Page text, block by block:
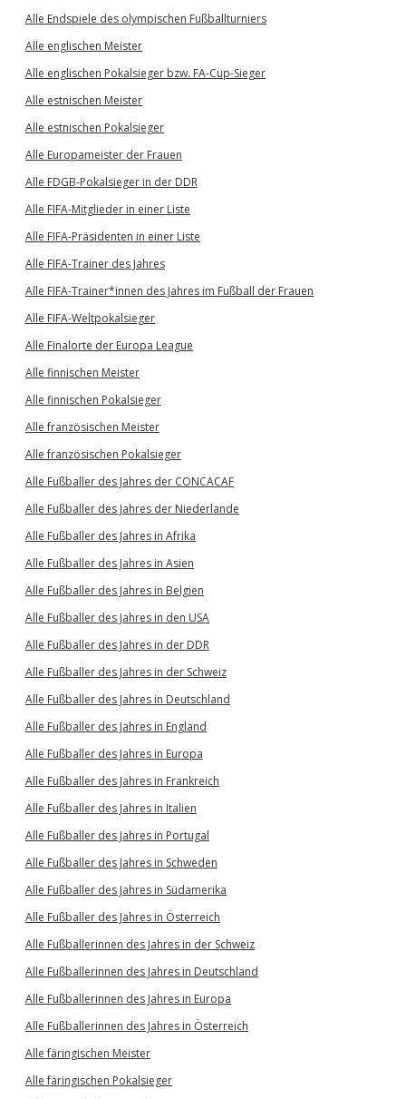
Alle Endspiele des olympischen Fußballturniers
Alle englischen Meister
Alle englischen Pokalsieger bzw. FA-Cup-Sieger
Alle estnischen Meister
Alle estnischen Pokalsieger
Alle Europameister der Frauen
Alle FDGB-Pokalsieger in der DDR
Alle FIFA-Mitglieder in einer Liste
Alle FIFA-Präsidenten in einer Liste
Alle FIFA-Trainer des Jahres
Alle FIFA-Trainer*innen des Jahres im Fußball der Frauen
Alle FIFA-Weltpokalsieger
Alle Finalorte der Europa League
Alle finnischen Meister
Alle finnischen Pokalsieger
Alle französischen Meister
Alle französischen Pokalsieger
Alle Fußballer des Jahres der CONCACAF
Alle Fußballer des Jahres der Niederlande
Alle Fußballer des Jahres in Afrika
Alle Fußballer des Jahres in Asien
Alle Fußballer des Jahres in Belgien
Alle Fußballer des Jahres in den USA
Alle Fußballer des Jahres in der DDR
Alle Fußballer des Jahres in der Schweiz
Alle Fußballer des Jahres in Deutschland
Alle Fußballer des Jahres in England
Alle Fußballer des Jahres in Europa
Alle Fußballer des Jahres in Frankreich
Alle Fußballer des Jahres in Italien
Alle Fußballer des Jahres in Portugal
Alle Fußballer des Jahres in Schweden
Alle Fußballer des Jahres in Südamerika
Alle Fußballer des Jahres in Österreich
Alle Fußballerinnen des Jahres in der Schweiz
Alle Fußballerinnen des Jahres in Deutschland
Alle Fußballerinnen des Jahres in Europa
Alle Fußballerinnen des Jahres in Österreich
Alle färingischen Meister
Alle färingischen Pokalsieger